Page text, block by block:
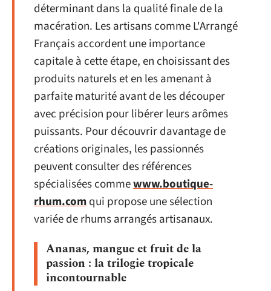
déterminant dans la qualité finale de la
macération. Les artisans comme L'Arrangé
Français accordent une importance
capitale à cette étape, en choisissant des
produits naturels et en les amenant à
parfaite maturité avant de les découper
avec précision pour libérer leurs arômes
puissants. Pour découvrir davantage de
créations originales, les passionnés
peuvent consulter des références
spécialisées commewww.boutique-
rhum.comqui propose une sélection
variée de rhums arrangés artisanaux.
Ananas, mangue et fruit de la
passion : la trilogie tropicale
incontournable